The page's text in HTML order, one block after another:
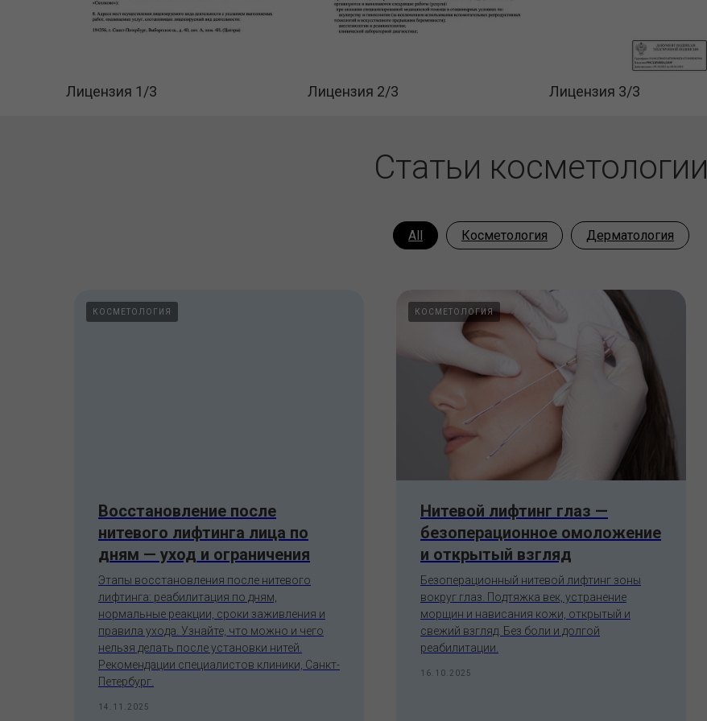
Лицензия 1/3 Лицензия 2/3 Лицензия 3/3
Статьи косметологии
All Косметология Дерматология
КОСМЕТОЛОГИЯ
Восстановление после
нитевого лифтинга лица по
дням — уход и ограничения
Этапы восстановления после нитевого
лифтинга: реабилитация по дням,
нормальные реакции, сроки заживления и
правила ухода. Узнайте, что можно и чего
нельзя делать после установки нитей.
Рекомендации специалистов клиники, Санкт-
Петербург.
14.11.2025
КОСМЕТОЛОГИЯ
Нитевой лифтинг глаз —
безоперационное омоложение
и открытый взгляд
Безоперационный нитевой лифтинг зоны
вокруг глаз. Подтяжка век, устранение
морщин и нависания кожи, открытый и
свежий взгляд. Без боли и долгой
реабилитации.
16.10.2025